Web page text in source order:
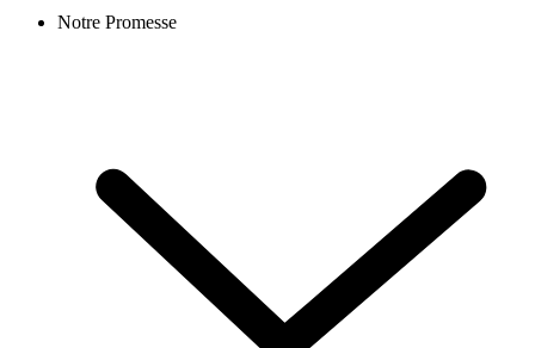
Notre Promesse